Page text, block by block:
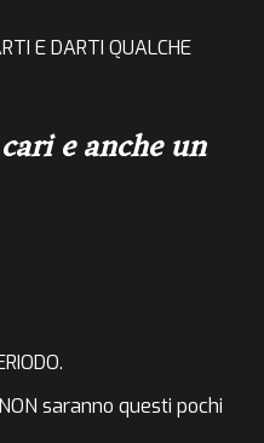
EDARTI QUALCHE
e anche un
NON saranno questi pochi